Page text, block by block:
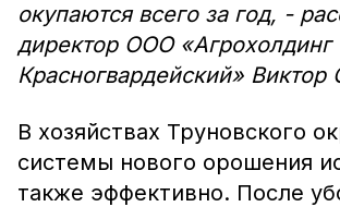
окупаются всего за год, -
директор ООО «Агрохолдинг
Красногвардейский» Виктор
В хозяйствах Труновского
системы нового орошения
также эффективно. После